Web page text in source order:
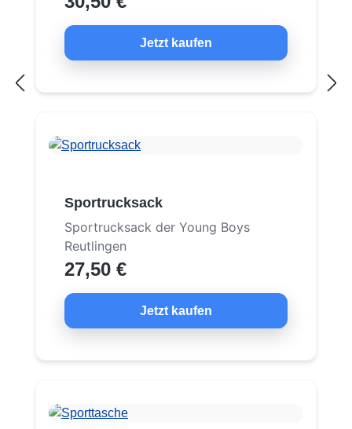
Jetzt kaufen
Sportrucksack
Sportrucksack der Young Boys
Reutlingen
27,50 €
Jetzt kaufen